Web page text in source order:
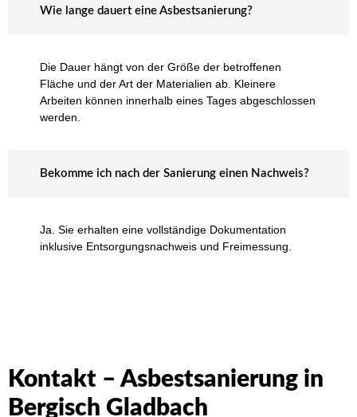
Wie lange dauert eine Asbestsanierung?
Die Dauer hängt von der Größe der betroffenen
Fläche und der Art der Materialien ab. Kleinere
Arbeiten können innerhalb eines Tages abgeschlossen
werden.
Bekomme ich nach der Sanierung einen Nachweis?
Ja. Sie erhalten eine vollständige Dokumentation
inklusive Entsorgungsnachweis und Freimessung.
Kontakt – Asbestsanierung in
Bergisch Gladbach